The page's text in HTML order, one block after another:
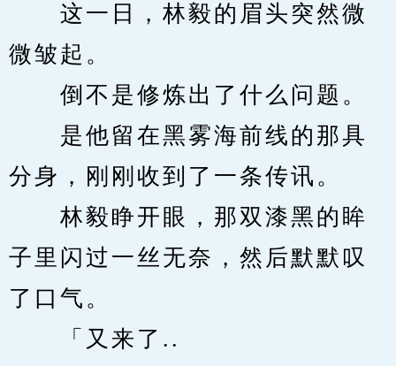
这一日，林毅的眉头突然微
微皱起。
倒不是修炼出了什么问题。
是他留在黑雾海前线的那具
分身，刚刚收到了一条传讯。
林毅睁开眼，那双漆黑的眸
子里闪过一丝无奈，然后默默叹
了口气。
「又来了..